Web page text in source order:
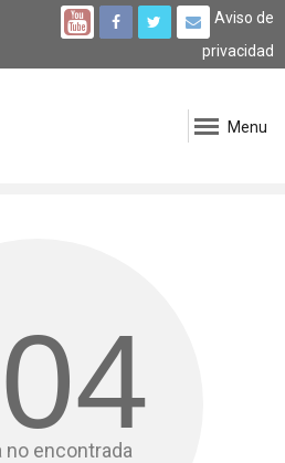
Aviso de
privacidad
Menu
no encontrada